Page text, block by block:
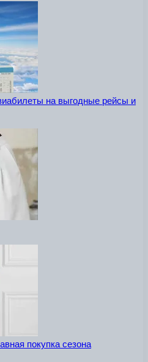
на выгодные рейсы и
покупка сезона